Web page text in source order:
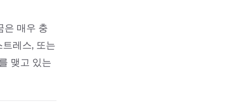
은 매우 충
레스, 또는
맺고 있는